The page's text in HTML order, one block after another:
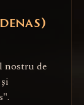
nostru de